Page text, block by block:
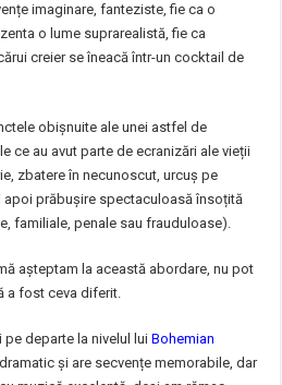
imaginare, fanteziste, fie ca o
o lume suprarealistă, fie ca
creier se îneacă într-un cocktail de
obișnuite ale unei astfel de
ce au avut parte de ecranizări ale vieții
zbatere în necunoscut, urcuș pe
prăbușire spectaculoasă însoțită
familiale, penale sau frauduloase).
așteptam la această abordare, nu pot
a fost ceva diferit.
pe departe la nivelul luiBohemian
și are secvențe memorabile, dar